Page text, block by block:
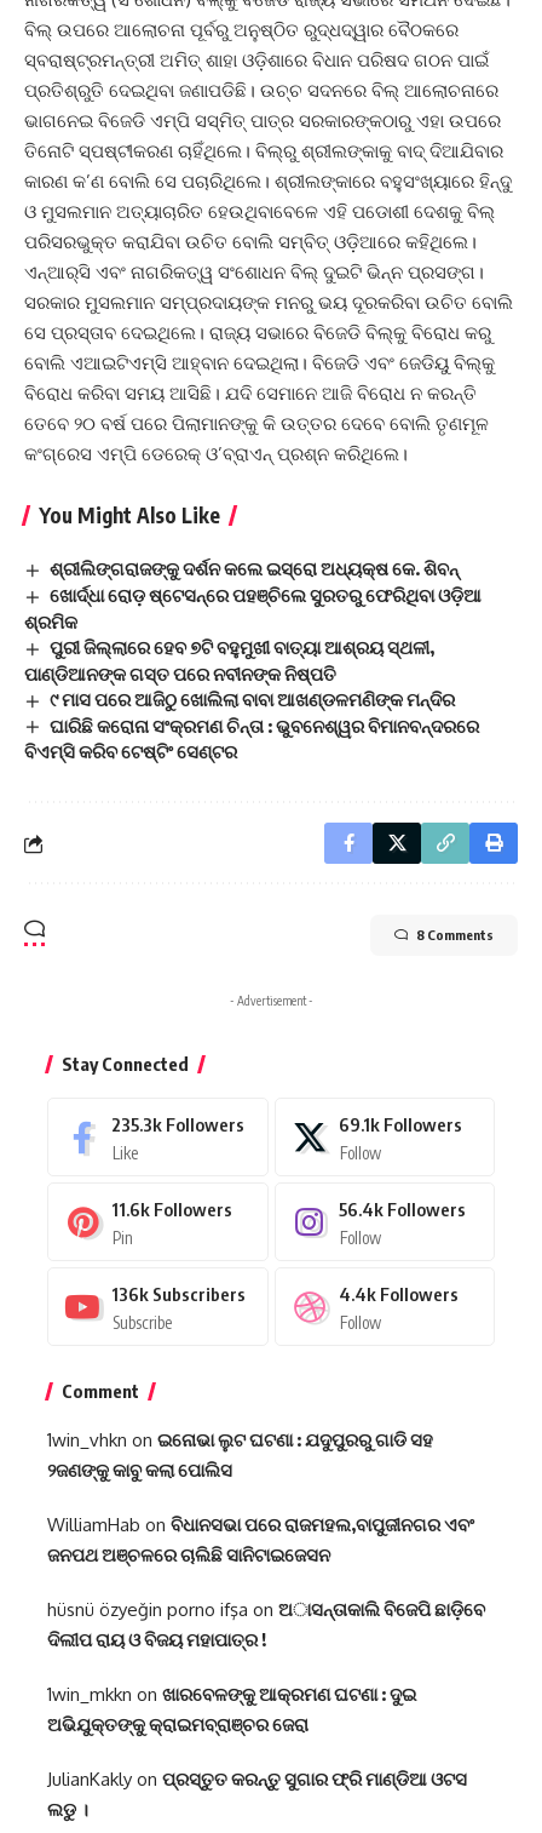
ବିଲ୍‌ ଉପରେ ଆଲୋଚନା ପୂର୍ବରୁ ଅନୁଷ୍ଠିତ ରୁଦ୍ଧଦ୍ୱାର ବୈଠକରେ
ସ୍ବରାଷ୍ଟ୍ରମନ୍ତ୍ରୀ ଅମିତ୍‌ ଶାହା ଓଡ଼ିଶାରେ ବିଧାନ ପରିଷଦ ଗଠନ ପାଇଁ
ପ୍ରତିଶ୍ରୁତି ଦେଇଥିବା ଜଣାପଡିଛି। ଉଚ୍ଚ ସଦନରେ ବିଲ୍‌ ଆଲୋଚନାରେ
ଭାଗନେଇ ବିଜେଡି ଏମ୍‌ପି ସସ୍ମିତ୍‌ ପାତ୍ର ସରକାରଙ୍କଠାରୁ ଏହା ଉପରେ
ତିନୋଟି ସ୍ପଷ୍ଟୀକରଣ ଚାହିଁଥିଲେ। ବିଲ୍‌ରୁ ଶ୍ରୀଲଙ୍କାକୁ ବାଦ୍‌ ଦିଆଯିବାର
କାରଣ କ’ଣ ବୋଲି ସେ ପଚାରିଥିଲେ। ଶ୍ରୀଲଙ୍କାରେ ବହୁସଂଖ୍ୟାରେ ହିନ୍ଦୁ
ଓ ମୁସଲମାନ ଅତ୍ୟାଚାରିତ ହେଉଥିବାବେଳେ ଏହି ପଡୋଶୀ ଦେଶକୁ ବିଲ୍‌
ପରିସରଭୁକ୍ତ କରାଯିବା ଉଚିତ ବୋଲି ସମ୍ବିତ୍‌ ଓଡ଼ିଆରେ କହିଥିଲେ।
ଏନ୍‌ଆର୍‌ସି ଏବଂ ନାଗରିକତ୍ୱ ସଂଶୋଧନ ବିଲ୍‌ ଦୁଇଟି ଭିନ୍ନ ପ୍ରସଙ୍ଗ।
ସରକାର ମୁସଲମାନ ସମ୍ପ୍ରଦାୟଙ୍କ ମନରୁ ଭୟ ଦୂରକରିବା ଉଚିତ ବୋଲି
ସେ ପ୍ରସ୍ତାବ ଦେଇଥିଲେ। ରାଜ୍ୟ ସଭାରେ ବିଜେଡି ବିଲ୍‌କୁ ବିରୋଧ କରୁ
ବୋଲି ଏଆଇଟିଏମ୍‌ସି ଆହ୍ବାନ ଦେଇଥିଲା। ବିଜେଡି ଏବଂ ଜେଡିୟୁ ବିଲ୍‌କୁ
ବିରୋଧ କରିବା ସମୟ ଆସିଛି। ଯଦି ସେମାନେ ଆଜି ବିରୋଧ ନ କରନ୍ତି
ତେବେ ୨୦ ବର୍ଷ ପରେ ପିଲାମାନଙ୍କୁ କି ଉତ୍ତର ଦେବେ ବୋଲି ତୃଣମୂଳ
କଂଗ୍ରେସ ଏମ୍‌ପି ଡେରେକ୍‌ ଓ’ବ୍ରାଏନ୍‌ ପ୍ରଶ୍ନ କରିଥିଲେ।
You Might Also Like
ଶ୍ରୀଲିଙ୍ଗରାଜଙ୍କୁ ଦର୍ଶନ କଲେ ଇସ୍ରୋ ଅଧ୍ୟକ୍ଷ କେ. ଶିବନ୍‌
ଖୋର୍ଦ୍ଧା ରୋଡ଼ ଷ୍ଟେସନ୍‌ରେ ପହଞ୍ଚିଲେ ସୁରତରୁ ଫେରିଥିବା ଓଡ଼ିଆ
ଶ୍ରମିକ
ପୁରୀ ଜିଲ୍ଲାରେ ହେବ ୭ଟି ବହୁମୁଖୀ ବାତ୍ୟା ଆଶ୍ରୟ ସ୍ଥଳୀ,
ପାଣ୍ଡିଆନଙ୍କ ଗସ୍ତ ପରେ ନବୀନଙ୍କ ନିଷ୍ପତି
୯ ମାସ ପରେ ଆଜିଠୁ ଖୋଲିଲା ବାବା ଆଖଣ୍ଡଳମଣିଙ୍କ ମନ୍ଦିର
ଘାରିଛି କରୋନା ସଂକ୍ରମଣ ଚିନ୍ତା : ଭୁବନେଶ୍ୱର ବିମାନବନ୍ଦରରେ
ବିଏମ୍‌ସି କରିବ ଟେଷ୍ଟିଂ ସେଣ୍ଟର
8 Comments
- Advertisement -
Stay Connected
235.3k Followers
Like
69.1k Followers
Follow
11.6k Followers
Pin
56.4k Followers
Follow
136k Subscribers
Subscribe
4.4k Followers
Follow
Comment
1win_vhkn on ଇନୋଭା ଲୁଟ ଘଟଣା : ଯଦୁପୁରରୁ ଗାଡି ସହ
୨ଜଣଙ୍କୁ କାବୁ କଲା ପୋଲିସ
WilliamHab on ବିଧାନସଭା ପରେ ରାଜମହଲ,ବାପୁଜୀନଗର ଏବଂ
ଜନପଥ ଅଞ୍ଚଳରେ ଚାଲିଛି ସାନିଟାଇଜେସନ
hüsnü özyeğin porno ifşa on ଅାସନ୍ତାକାଲି ବିଜେପି ଛାଡ଼ିବେ
ଦିଲୀପ ରାୟ ଓ ବିଜୟ ମହାପାତ୍ର !
1win_mkkn on ଖାରବେଳଙ୍କୁ ଆକ୍ରମଣ ଘଟଣା : ଦୁଇ
ଅଭିଯୁକ୍ତଙ୍କୁ କ୍ରାଇମବ୍ରାଞ୍ଚର ଜେରା
JulianKakly on ପ୍ରସ୍ତୁତ କରନ୍ତୁ ସୁଗାର ଫ୍ରି ମାଣ୍ଡିଆ ଓଟସ
ଲଡୁ ।